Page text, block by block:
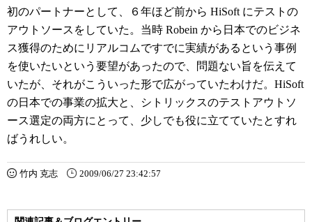
初のパートナーとして、６年ほど前から HiSoft にテストの
アウトソースをしていた。当時 Robein から日本でのビジネ
ス獲得のためにリアルコムですでに実績があるという事例
を使いたいという要望があったので、問題ない旨を伝えて
いたが、それがこういった形で広がっていたわけだ。HiSoft
の日本での事業の拡大と、シトリックスのテストアウトソ
ース選定の両方にとって、少しでも役に立てていたとすれ
ばうれしい。
竹内 克志 2009/06/27 23:42:57